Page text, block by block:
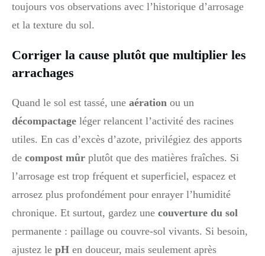
toujours vos observations avec l’historique d’arrosage
et la texture du sol.
Corriger la cause plutôt que multiplier les
arrachages
Quand le sol est tassé, une aération ou un
décompactage léger relancent l’activité des racines
utiles. En cas d’excès d’azote, privilégiez des apports
de compost mûr plutôt que des matières fraîches. Si
l’arrosage est trop fréquent et superficiel, espacez et
arrosez plus profondément pour enrayer l’humidité
chronique. Et surtout, gardez une couverture du sol
permanente : paillage ou couvre-sol vivants. Si besoin,
ajustez le pH en douceur, mais seulement après